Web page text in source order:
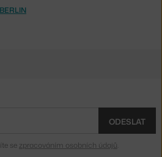
ODESLAT
se zpracováním osobních údajů